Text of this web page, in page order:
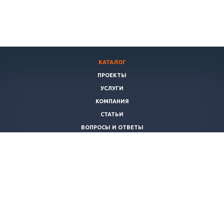
КАТАЛОГ
ПРОЕКТЫ
УСЛУГИ
КОМПАНИЯ
СТАТЬИ
ВОПРОСЫ И ОТВЕТЫ